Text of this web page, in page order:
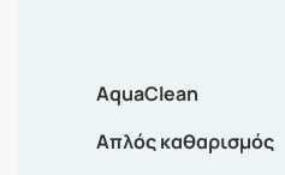
AquaClean
Απλός καθαρισμός